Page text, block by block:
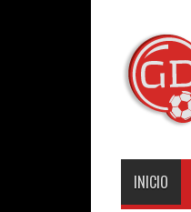
INICIO